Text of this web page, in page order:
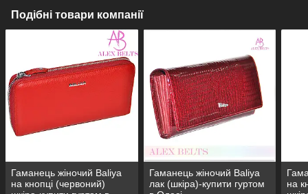
Подібні товари компанії
Гаманець жіночий Baliya
на кнопці (червоний)
Гаманець жіночий Baliya
лак (шкіра)-купити гуртом
на